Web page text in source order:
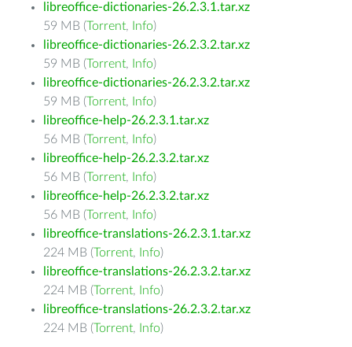
libreoffice-dictionaries-26.2.3.1.tar.xz
59 MB (Torrent, Info)
libreoffice-dictionaries-26.2.3.2.tar.xz
59 MB (Torrent, Info)
libreoffice-dictionaries-26.2.3.2.tar.xz
59 MB (Torrent, Info)
libreoffice-help-26.2.3.1.tar.xz
56 MB (Torrent, Info)
libreoffice-help-26.2.3.2.tar.xz
56 MB (Torrent, Info)
libreoffice-help-26.2.3.2.tar.xz
56 MB (Torrent, Info)
libreoffice-translations-26.2.3.1.tar.xz
224 MB (Torrent, Info)
libreoffice-translations-26.2.3.2.tar.xz
224 MB (Torrent, Info)
libreoffice-translations-26.2.3.2.tar.xz
224 MB (Torrent, Info)